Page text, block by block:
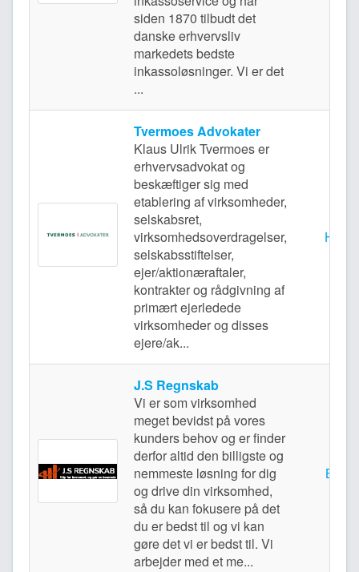
siden 1870 tilbudt det
danske erhvervsliv
markedets bedste
inkassoløsninger. Vi er det
...
Tvermoes Advokater
Klaus Ulrik Tvermoes er
erhvervsadvokat og
beskæftiger sig med
etablering af virksomheder,
selskabsret,
virksomhedsoverdragelser,
selskabsstiftelser,
ejer/aktionæraftaler,
kontrakter og rådgivning af
primært ejerledede
virksomheder og disses
ejere/ak...
J.S Regnskab
Vi er som virksomhed
meget bevidst på vores
kunders behov og er finder
derfor altid den billigste og
nemmeste løsning for dig
og drive din virksomhed,
så du kan fokusere på det
du er bedst til og vi kan
gøre det vi er bedst til. Vi
arbejder med et me...